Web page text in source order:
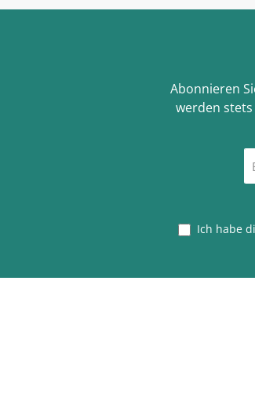
Abonnieren
werden
Ich habe